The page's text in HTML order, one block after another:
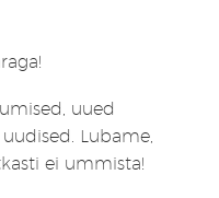
uued
Lubame,
ei ummista!